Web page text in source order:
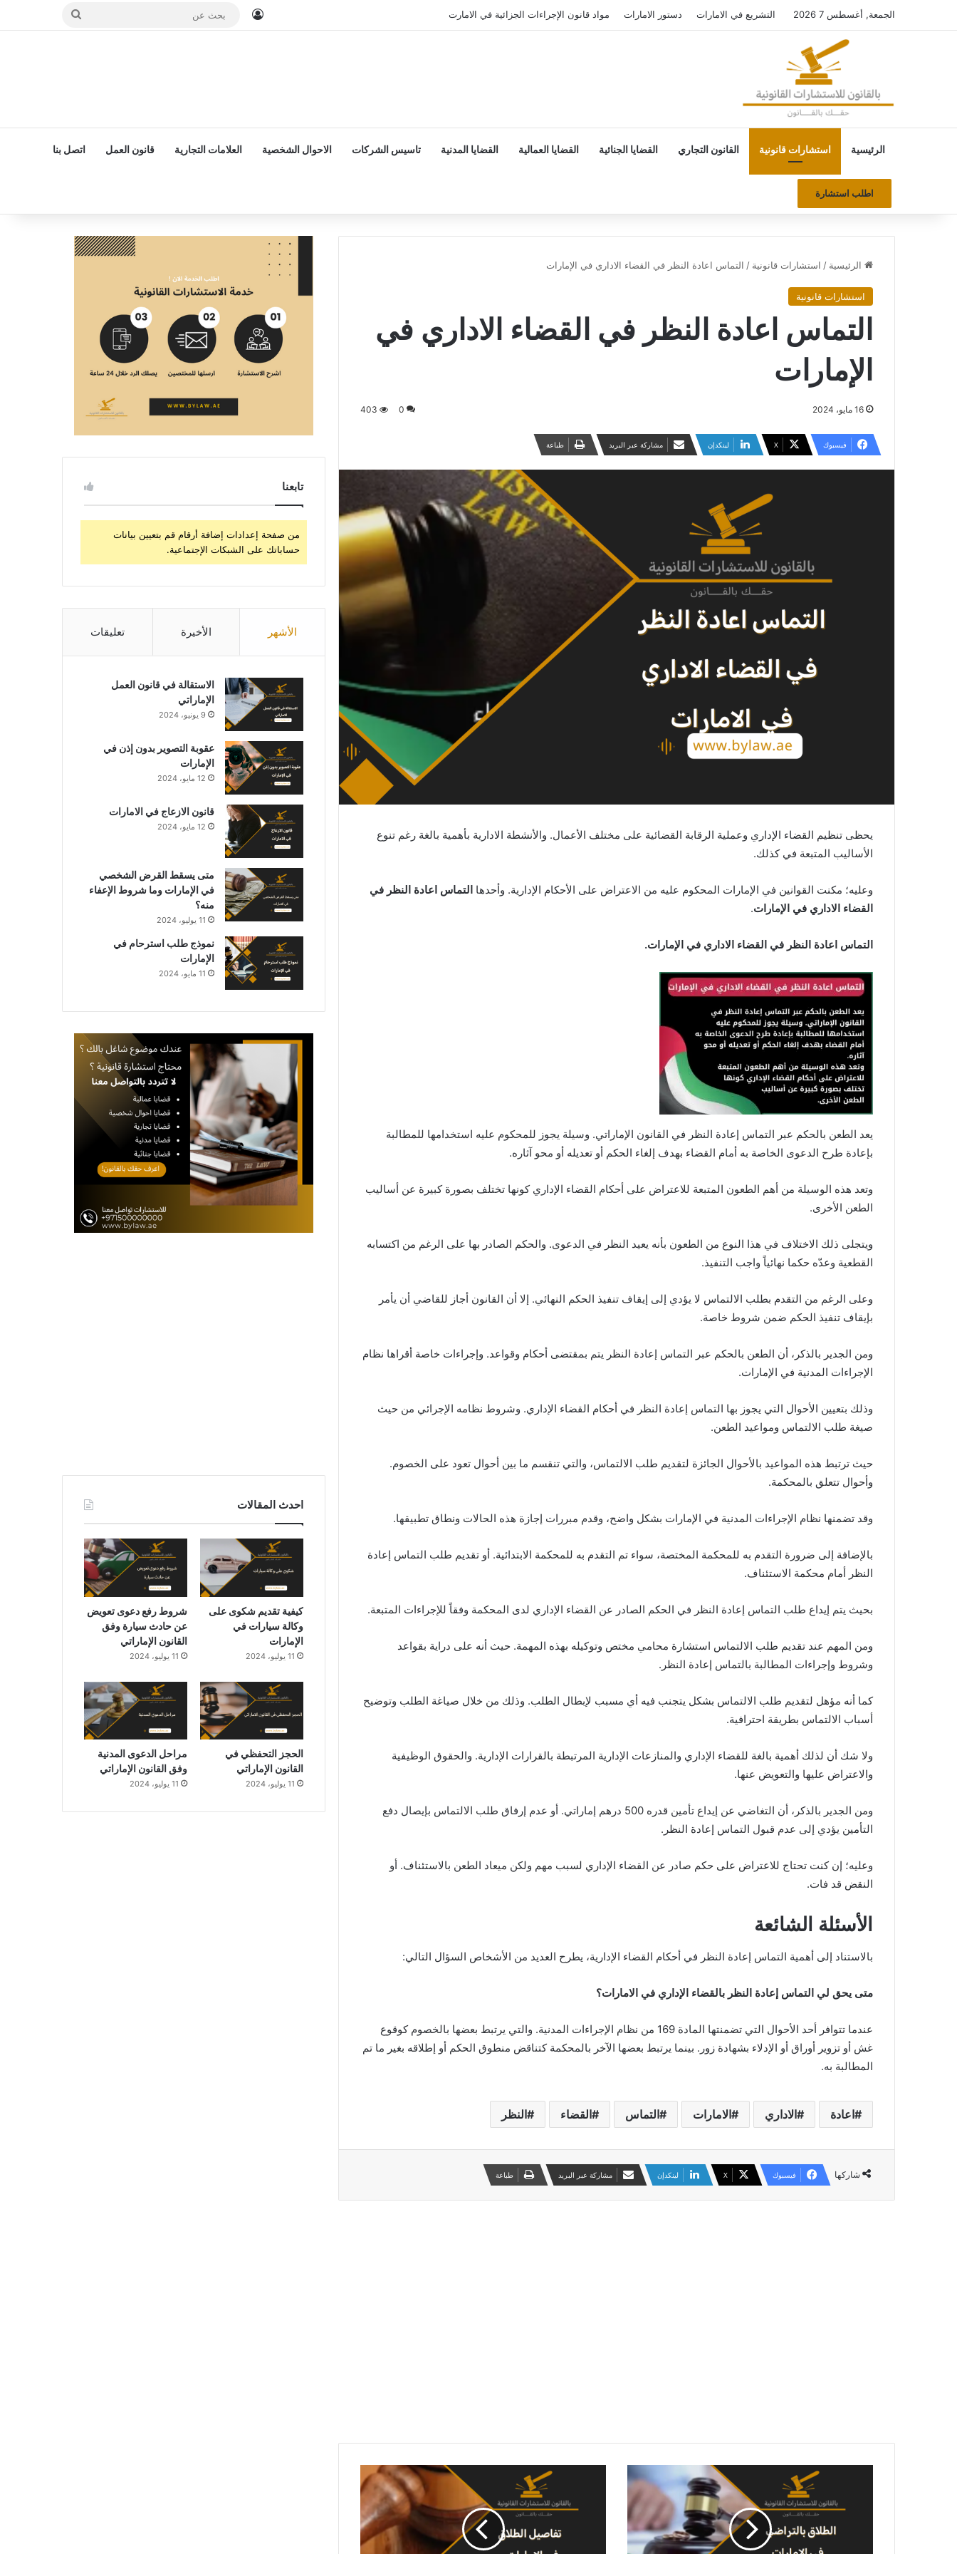
الجمعة, أغسطس 7 2026 التشريع في الامارات دستور الامارات مواد قانون الإجراءات الجزائية في الامارت تسجيل الدخول
بحث
الرئيسية استشارات قانونية القانون التجاري القضايا الجنائية القضايا العمالية القضايا المدنية تاسيس الشركات الاحوال الشخصية العلامات التجارية قانون العمل اتصل بنا
اطلب استشارة
الرئيسية / استشارات قانونية / التماس اعادة النظر في القضاء الاداري في الإمارات
استشارات قانونية
التماس اعادة النظر في القضاء الاداري في
الإمارات
16 مايو، 2024 0
403
فيسبوك ‫X لينكدإن مشاركة عبر البريد طباعة
يحظى تنظيم القضاء الإداري وعملية الرقابة القضائية على مختلف الأعمال. والأنشطة الادارية بأهمية بالغة رغم تنوع
الأساليب المتبعة في كذلك.
وعليه؛ مكنت القوانين في الإمارات المحكوم عليه من الاعتراض على الأحكام الإدارية. وأحدها التماس اعادة النظر في
القضاء الاداري في الإمارات.
التماس اعادة النظر في القضاء الاداري في الإمارات.
يعد الطعن بالحكم عبر التماس إعادة النظر في القانون الإماراتي. وسيلة يجوز للمحكوم عليه استخدامها للمطالبة
بإعادة طرح الدعوى الخاصة به أمام القضاء بهدف إلغاء الحكم أو تعديله أو محو آثاره.
وتعد هذه الوسيلة من أهم الطعون المتبعة للاعتراض على أحكام القضاء الإداري كونها تختلف بصورة كبيرة عن أساليب
الطعن الأخرى.
ويتجلى ذلك الاختلاف في هذا النوع من الطعون بأنه يعيد النظر في الدعوى. والحكم الصادر بها على الرغم من اكتسابه
القطعية وعدّه حكما نهائياً واجب التنفيذ.
وعلى الرغم من التقدم بطلب الالتماس لا يؤدي إلى إيقاف تنفيذ الحكم النهائي. إلا أن القانون أجاز للقاضي أن يأمر
بإيقاف تنفيذ الحكم ضمن شروط خاصة.
ومن الجدير بالذكر، أن الطعن بالحكم عبر التماس إعادة النظر يتم بمقتضى أحكام وقواعد. وإجراءات خاصة أقراها نظام
الإجراءات المدنية في الإمارات.
وذلك بتعيين الأحوال التي يجوز بها التماس إعادة النظر في أحكام القضاء الإداري. وشروط نظامه الإجرائي من حيث
صيغة طلب الالتماس ومواعيد الطعن.
حيث ترتبط هذه المواعيد بالأحوال الجائزة لتقديم طلب الالتماس، والتي تنقسم ما بين أحوال تعود على الخصوم.
وأحوال تتعلق بالمحكمة.
وقد تضمنها نظام الإجراءات المدنية في الإمارات بشكل واضح، وقدم مبررات إجازة هذه الحالات ونطاق تطبيقها.
بالإضافة إلى ضرورة التقدم به للمحكمة المختصة، سواء تم التقدم به للمحكمة الابتدائية. أو تقديم طلب التماس إعادة
النظر أمام محكمة الاستئناف.
بحيث يتم إيداع طلب التماس إعادة النظر في الحكم الصادر عن القضاء الإداري لدى المحكمة وفقاً للإجراءات المتبعة.
ومن المهم عند تقديم طلب الالتماس استشارة محامي مختص وتوكيله بهذه المهمة. حيث أنه على دراية بقواعد
وشروط وإجراءات المطالبة بالتماس إعادة النظر.
كما أنه مؤهل لتقديم طلب الالتماس بشكل يتجنب فيه أي مسبب لإبطال الطلب. وذلك من خلال صياغة الطلب وتوضيح
أسباب الالتماس بطريقة احترافية.
ولا شك أن لذلك أهمية بالغة للقضاء الإداري والمنازعات الإدارية المرتبطة بالقرارات الإدارية. والحقوق الوظيفية
والاعتراض عليها والتعويض عنها.
ومن الجدير بالذكر، أن التغاضي عن إيداع تأمين قدره 500 درهم إماراتي. أو عدم إرفاق طلب الالتماس بإيصال دفع
التأمين يؤدي إلى عدم قبول التماس إعادة النظر.
وعليه؛ إن كنت تحتاج للاعتراض على حكم صادر عن القضاء الإداري لسبب مهم ولكن ميعاد الطعن بالاستئناف. أو
النقض قد فات.
الأسئلة الشائعة
بالاستناد إلى أهمية التماس إعادة النظر في أحكام القضاء الإدارية، يطرح العديد من الأشخاص السؤال التالي:
متى يحق لي التماس إعادة النظر بالقضاء الإداري في الامارات؟
عندما تتوافر أحد الأحوال التي تضمنتها المادة 169 من نظام الإجراءات المدنية. والتي يرتبط بعضها بالخصوم كوقوع
غش أو تزوير أوراق أو الإدلاء بشهادة زور. بينما يرتبط بعضها الآخر بالمحكمة كتناقض منطوق الحكم أو إطلاقه بغير ما تم
المطالبة به.
اعادة الاداري الامارات التماس القضاء النظر
شاركها فيسبوك ‫X لينكدإن مشاركة عبر البريد طباعة
تابعنا
من صفحة إعدادات إضافة أرقام قم بتعيين بيانات
حساباتك على الشبكات الإجتماعية.
الأشهر الأخيرة تعليقات
الاستقالة في قانون العمل
الإماراتي
9 يونيو، 2024
عقوبة التصوير بدون إذن في
الإمارات
12 مايو، 2024
قانون الازعاج في الامارات
12 مايو، 2024
متى يسقط القرض الشخصي
في الإمارات وما شروط الإعفاء
منه؟
11 يوليو، 2024
نموذج طلب استرحام في
الإمارات
11 مايو، 2024
احدث المقالات
كيفية تقديم شكوى على
وكالة سيارات في
الإمارات
11 يوليو، 2024
شروط رفع دعوى تعويض
عن حادث سيارة وفق
القانون الإماراتي
11 يوليو، 2024
الحجز التحفظي في
القانون الإماراتي
11 يوليو، 2024
مراحل الدعوى المدنية
وفق القانون الإماراتي
11 يوليو، 2024